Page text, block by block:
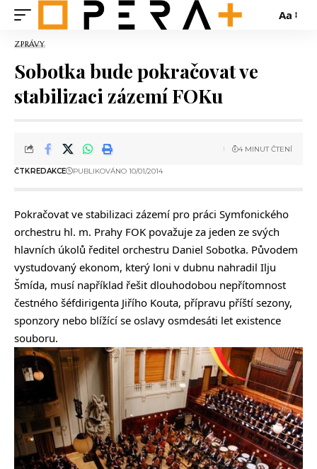
Aa
ZPRÁVY
Sobotka bude pokračovat ve
stabilizaci zázemí FOKu
ČTKREDAKCE PUBLIKOVÁNO 10/01/2014
4 MINUT ČTENÍ
Pokračovat ve stabilizaci zázemí pro práci Symfonického
orchestru hl. m. Prahy FOK považuje za jeden ze svých
hlavních úkolů ředitel orchestru Daniel Sobotka. Původem
vystudovaný ekonom, který loni v dubnu nahradil Ilju
Šmída, musí například řešit dlouhodobou nepřítomnost
čestného šéfdirigenta Jiřího Kouta, přípravu příští sezony,
sponzory nebo blížící se oslavy osmdesáti let existence
souboru.